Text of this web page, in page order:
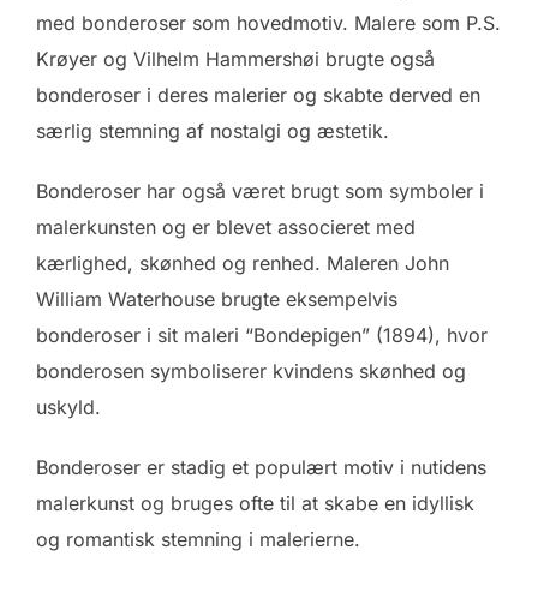
med bonderoser som hovedmotiv. Malere som P.S.
Krøyer og Vilhelm Hammershøi brugte også
bonderoser i deres malerier og skabte derved en
særlig stemning af nostalgi og æstetik.
Bonderoser har også været brugt som symboler i
malerkunsten og er blevet associeret med
kærlighed, skønhed og renhed. Maleren John
William Waterhouse brugte eksempelvis
bonderoser i sit maleri “Bondepigen” (1894), hvor
bonderosen symboliserer kvindens skønhed og
uskyld.
Bonderoser er stadig et populært motiv i nutidens
malerkunst og bruges ofte til at skabe en idyllisk
og romantisk stemning i malerierne.